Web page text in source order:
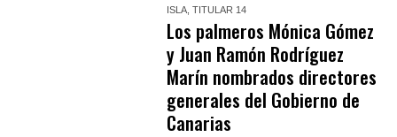
ISLA ,TITULAR 14
Los palmeros Mónica Gómez
y Juan Ramón Rodríguez
Marín nombrados directores
generales del Gobierno de
Canarias